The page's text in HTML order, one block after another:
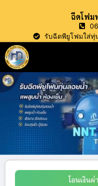
ฉีดโฟม
รับฉีดพียูโฟมใส่ทุ่